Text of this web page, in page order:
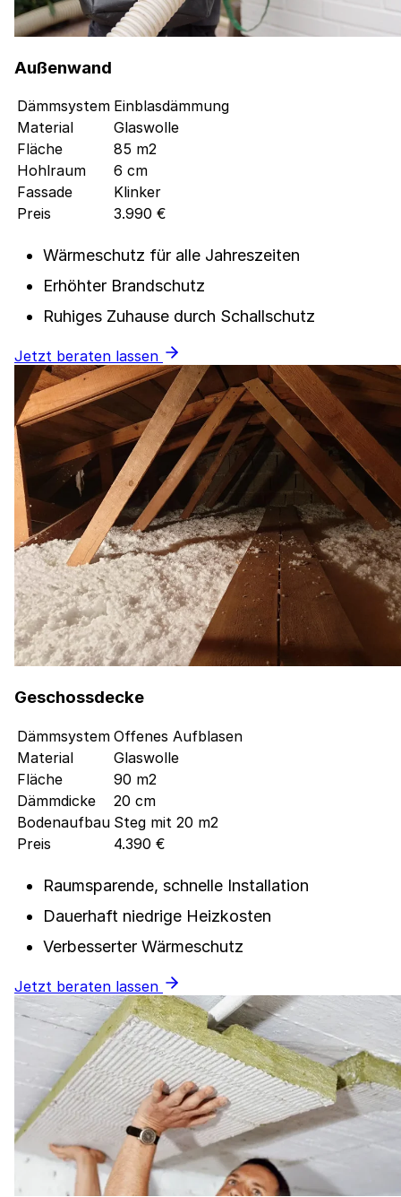
Außenwand
Dämmsystem Einblasdämmung
Material
Glaswolle
Fläche
85 m2
Hohlraum
6 cm
Fassade
Klinker
Preis
3.990 €
Wärmeschutz für alle Jahreszeiten
Erhöhter Brandschutz
Ruhiges Zuhause durch Schallschutz
Jetzt beraten lassen
Geschossdecke
Dämmsystem Offenes Aufblasen
Material
Glaswolle
Fläche
90 m2
Dämmdicke
20 cm
Bodenaufbau Steg mit 20 m2
Preis
4.390 €
Raumsparende, schnelle Installation
Dauerhaft niedrige Heizkosten
Verbesserter Wärmeschutz
Jetzt beraten lassen